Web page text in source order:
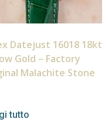
Datejust 16018 18kt
Gold – Factory
Malachite Stone
tutto